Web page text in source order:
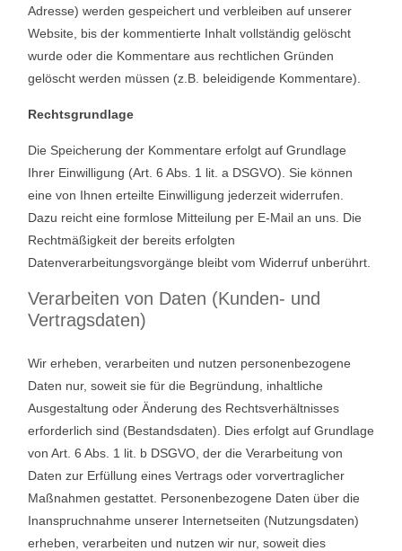
Adresse) werden gespeichert und verbleiben auf unserer
Website, bis der kommentierte Inhalt vollständig gelöscht
wurde oder die Kommentare aus rechtlichen Gründen
gelöscht werden müssen (z.B. beleidigende Kommentare).
Rechtsgrundlage
Die Speicherung der Kommentare erfolgt auf Grundlage
Ihrer Einwilligung (Art. 6 Abs. 1 lit. a DSGVO). Sie können
eine von Ihnen erteilte Einwilligung jederzeit widerrufen.
Dazu reicht eine formlose Mitteilung per E-Mail an uns. Die
Rechtmäßigkeit der bereits erfolgten
Datenverarbeitungsvorgänge bleibt vom Widerruf unberührt.
Verarbeiten von Daten (Kunden- und
Vertragsdaten)
Wir erheben, verarbeiten und nutzen personenbezogene
Daten nur, soweit sie für die Begründung, inhaltliche
Ausgestaltung oder Änderung des Rechtsverhältnisses
erforderlich sind (Bestandsdaten). Dies erfolgt auf Grundlage
von Art. 6 Abs. 1 lit. b DSGVO, der die Verarbeitung von
Daten zur Erfüllung eines Vertrags oder vorvertraglicher
Maßnahmen gestattet. Personenbezogene Daten über die
Inanspruchnahme unserer Internetseiten (Nutzungsdaten)
erheben, verarbeiten und nutzen wir nur, soweit dies